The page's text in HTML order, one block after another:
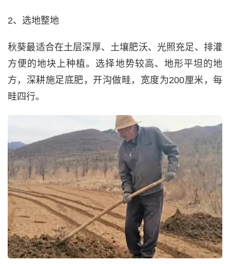
2、选地整地
秋葵最适合在土层深厚、土壤肥沃、光照充足、排灌
方便的地块上种植。选择地势较高、地形平坦的地
方，深耕施足底肥，开沟做畦，宽度为200厘米，每
畦四行。